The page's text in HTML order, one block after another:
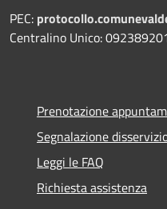
PEC:
Centralino Unico:
Prenotazione
Segnalazione
Leggi le FAQ
Richiesta assistenza